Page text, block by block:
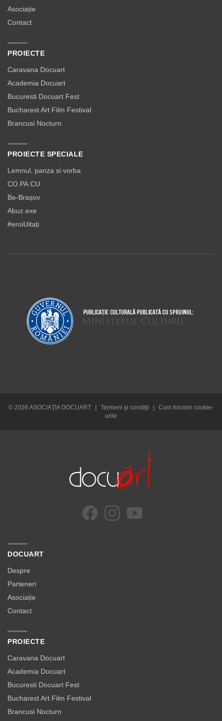
Asociație
Contact
PROIECTE
Caravana Docuart
Academia Docuart
Bucuresti Docuart Fest
Bucharest Art Film Festival
Brancusi Nocturn
PROIECTE SPECIALE
Lemnul, panza si vorba
CO.PA.CU
Be-Brașov
Abuz.exe
#eroiUitați
© 2026 ASOCIAŢIA DOCUART | Termeni şi condiţii |
Cum folosim cookie-
urile
DOCUART
Despre
Parteneri
Asociație
Contact
PROIECTE
Caravana Docuart
Academia Docuart
Bucuresti Docuart Fest
Bucharest Art Film Festival
Brancusi Nocturn